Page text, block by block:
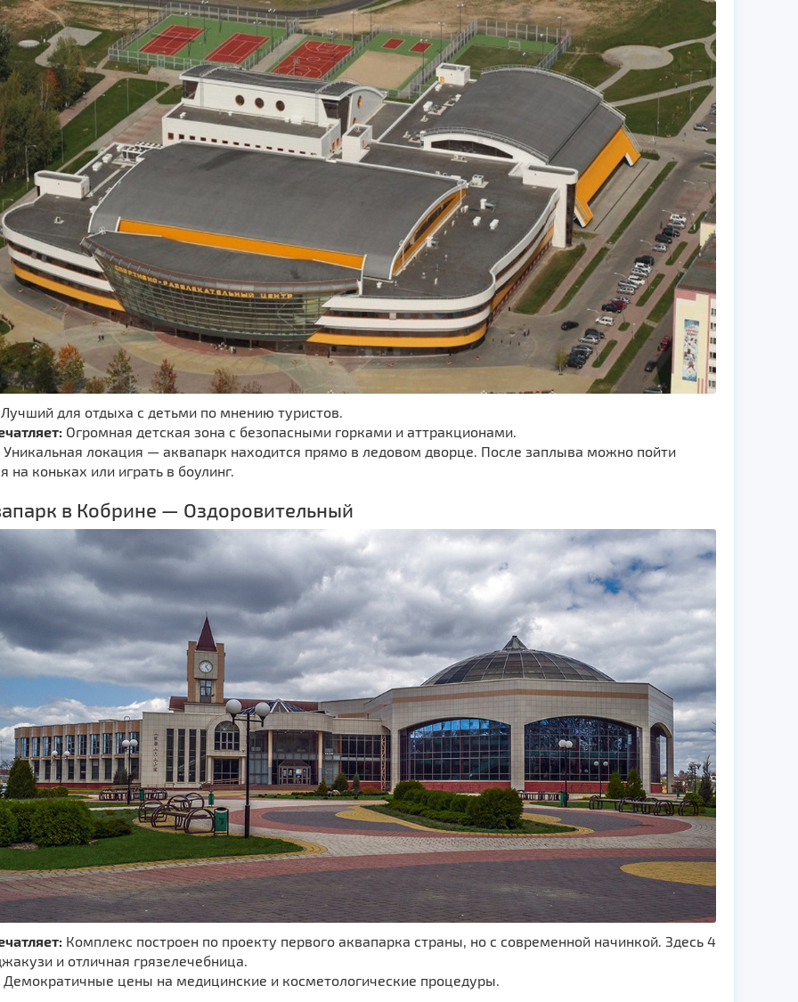
для отдыха с детьми по мнению туристов.
Огромная детская зона с безопасными горками и аттракционами.
Уникальная локация — аквапарк находится прямо в ледовом дворце. После заплыва можно пойти
на коньках или играть в боулинг.
в Кобрине — Оздоровительный
Комплекс построен по проекту первого аквапарка страны, но с современной начинкой. Здесь 4
и отличная грязелечебница.
Демократичные цены на медицинские и косметологические процедуры.